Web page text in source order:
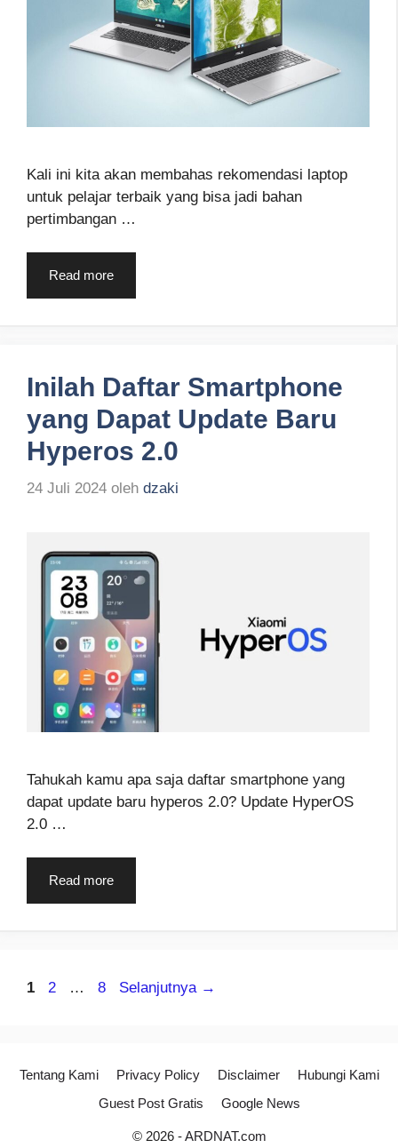
Kali ini kita akan membahas rekomendasi laptop
untuk pelajar terbaik yang bisa jadi bahan
pertimbangan …
Read more
Inilah Daftar Smartphone
yang Dapat Update Baru
Hyperos 2.0
24 Juli 2024 oleh dzaki
Tahukah kamu apa saja daftar smartphone yang
dapat update baru hyperos 2.0? Update HyperOS
2.0 …
Read more
Halaman
1 Halaman
2 … Halaman
8 Selanjutnya →
Tentang Kami Privacy Policy Disclaimer
Hubungi Kami
Guest Post Gratis
Google News
© 2026 -ARDNAT.com